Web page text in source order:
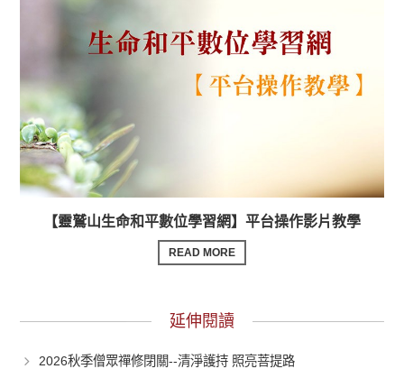
【靈鷲山生命和平數位學習網】平台操作影片教學
READ MORE
延伸閱讀
2026秋季僧眾禪修閉關--清淨護持 照亮菩提路